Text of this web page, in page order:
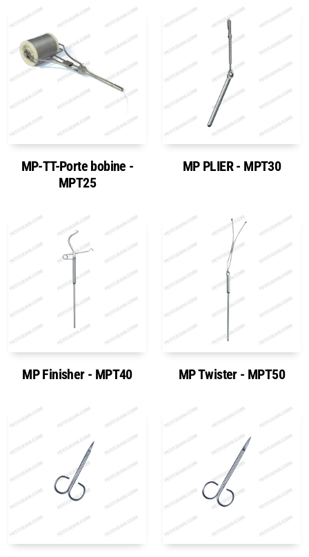
MP-TT-Porte bobine -
MPT25
MP PLIER - MPT30
MP Finisher - MPT40 MP Twister - MPT50